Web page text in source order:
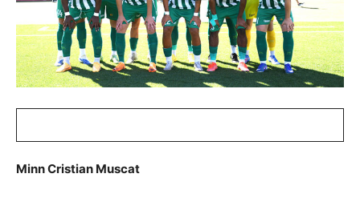
Minn Cristian Muscat